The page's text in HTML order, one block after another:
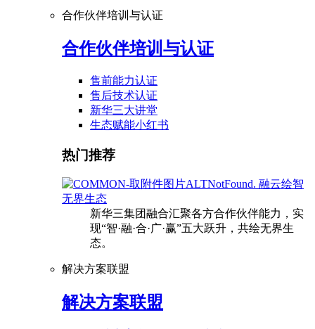
合作伙伴培训与认证
合作伙伴培训与认证
售前能力认证
售后技术认证
新华三大讲堂
生态赋能小红书
热门推荐
融云绘智
无界生态
新华三集团融合汇聚各方合作伙伴能力，实
现“智·融·合·广·赢”五大跃升，共绘无界生
态。
解决方案联盟
解决方案联盟